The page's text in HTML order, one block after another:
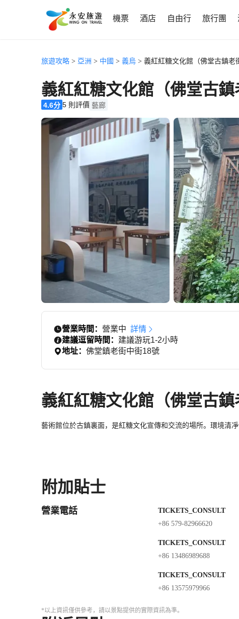
機票 酒店 自由行 旅行團
旅遊攻略 > 亞洲 > 中國 > 義烏 > 義紅紅糖文化館（佛堂古鎮老
義紅紅糖文化館（佛堂古鎮
4.6分 5 則評價 藝廊
營業時間： 營業中 詳情
建議逗留時間： 建議游玩1-2小時
地址： 佛堂鎮老街中街18號
義紅紅糖文化館（佛堂古
藝術館位於古鎮裏面，是紅糖文化宣傳和交流的場所。環境清
附加貼士
營業電話
TICKETS_CONSULT
+86 579-82966620
TICKETS_CONSULT
+86 13486989688
TICKETS_CONSULT
+86 13575979966
*以上資訊僅供參考，請以景點提供的實際資訊為準。